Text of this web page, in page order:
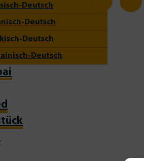
Deutsch
Deutsch
Deutsch
Deutsch